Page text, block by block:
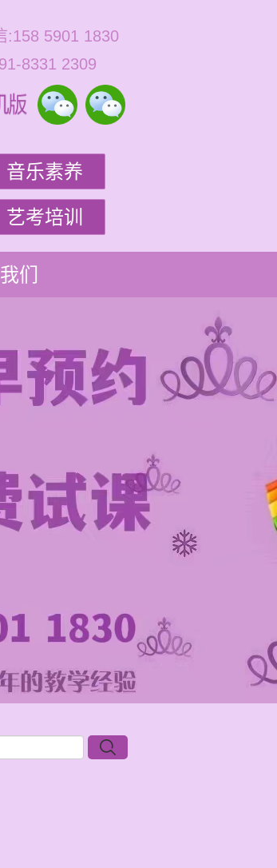
:158 5901 1830
8331 2309
音乐素养
艺考培训
们